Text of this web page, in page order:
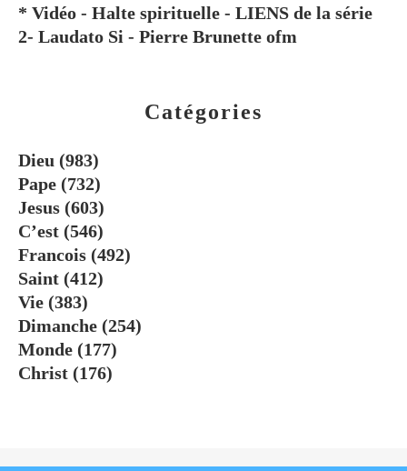
Catégories
Dieu (983)
Pape (732)
Jesus (603)
C’est (546)
Francois (492)
Saint (412)
Vie (383)
Dimanche (254)
Monde (177)
Christ (176)
* Vidéo - Halte spirituelle - LIENS de la série
2- Laudato Si - Pierre Brunette ofm